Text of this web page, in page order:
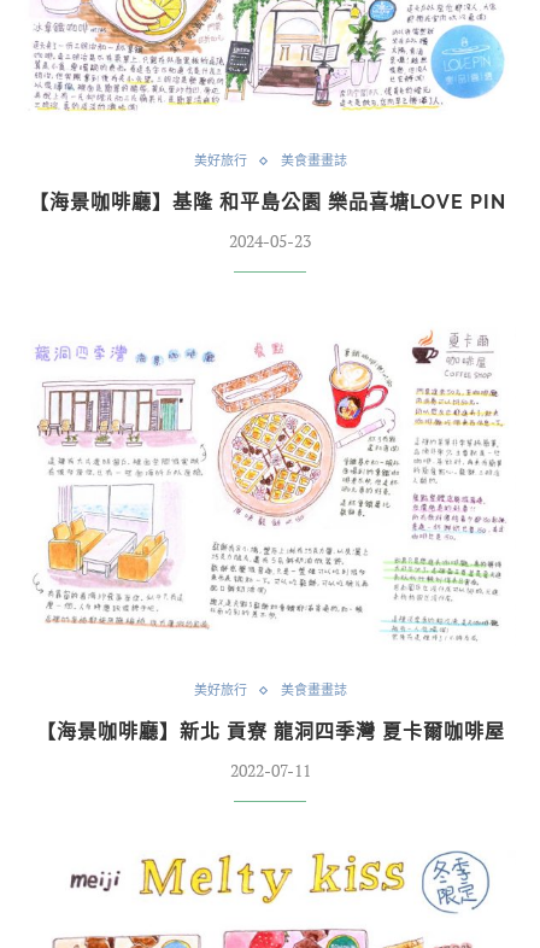
美好旅行 美食畫畫誌
【海景咖啡廳】基隆 和平島公園 樂品喜塘LOVE PIN
2024-05-23
美好旅行 美食畫畫誌
【海景咖啡廳】新北 貢寮 龍洞四季灣 夏卡爾咖啡屋
2022-07-11